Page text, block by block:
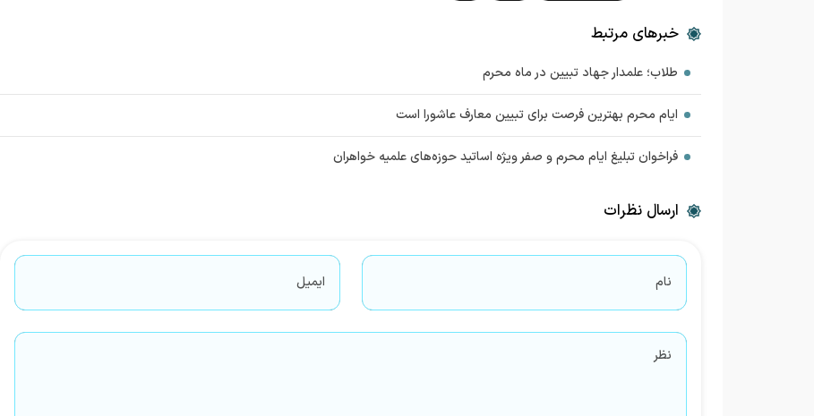
خبرهای مرتبط
طلاب؛ علمدار جهاد تبیین در ماه محرم
ایام محرم بهترین فرصت برای تبیین معارف عاشورا است
فراخوان تبلیغ ایام محرم و صفر ویژه اساتید حوزه‌های علمیه خواهران
ارسال نظرات